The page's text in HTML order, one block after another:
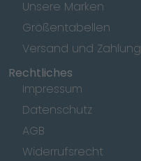
Unsere Marken
Größentabellen
Versand und Zahlung
Rechtliches
Impressum
Datenschutz
AGB
Widerrufsrecht